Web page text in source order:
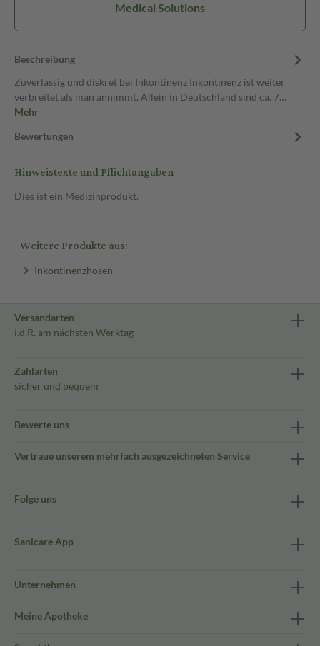
Medical Solutions
Beschreibung
Zuverlässig und diskret bei Inkontinenz Inkontinenz ist weiter
verbreitet als man annimmt. Allein in Deutschland sind ca. 7…
Mehr
Bewertungen
Hinweistexte und Pflichtangaben
Dies ist ein Medizinprodukt.
Weitere Produkte aus:
Inkontinenzhosen
Versandarten
i.d.R. am nächsten Werktag
Zahlarten
sicher und bequem
Bewerte uns
Vertraue unserem mehrfach ausgezeichneten Service
Folge uns
Sanicare App
Unternehmen
Meine Apotheke